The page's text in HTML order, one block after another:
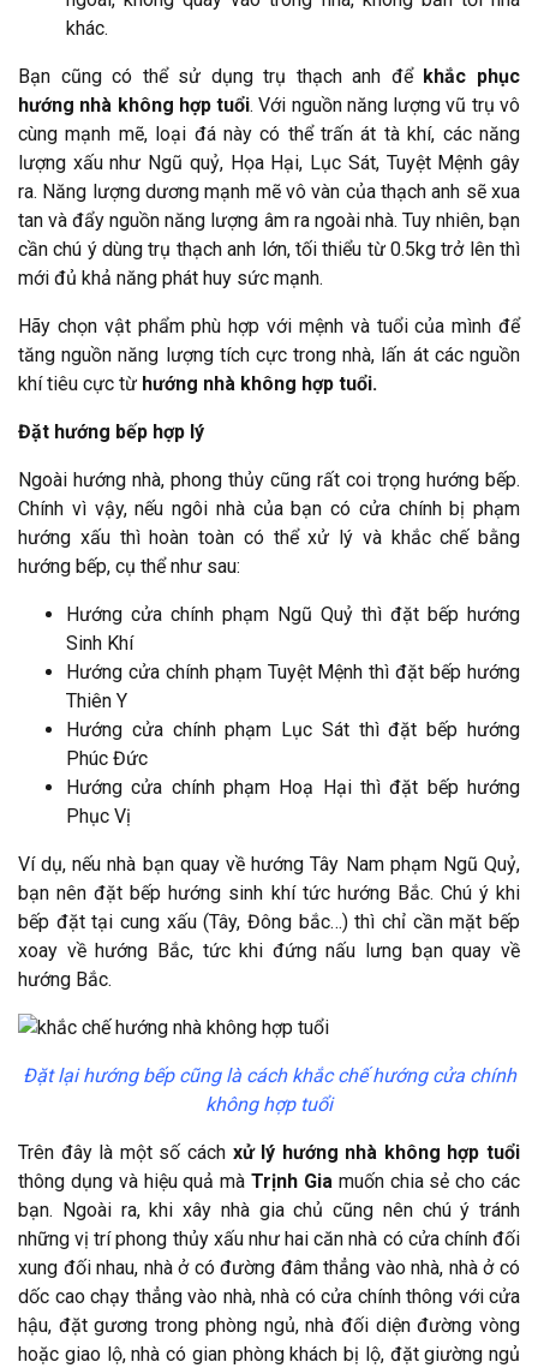
khác.
Bạn cũng có thể sử dụng trụ thạch anh để khắc phục
hướng nhà không hợp tuổi. Với nguồn năng lượng vũ trụ vô
cùng mạnh mẽ, loại đá này có thể trấn át tà khí, các năng
lượng xấu như Ngũ quỷ, Họa Hại, Lục Sát, Tuyệt Mệnh gây
ra. Năng lượng dương mạnh mẽ vô vàn của thạch anh sẽ xua
tan và đẩy nguồn năng lượng âm ra ngoài nhà. Tuy nhiên, bạn
cần chú ý dùng trụ thạch anh lớn, tối thiểu từ 0.5kg trở lên thì
mới đủ khả năng phát huy sức mạnh.
Hãy chọn vật phẩm phù hợp với mệnh và tuổi của mình để
tăng nguồn năng lượng tích cực trong nhà, lấn át các nguồn
khí tiêu cực từ hướng nhà không hợp tuổi.
Đặt hướng bếp hợp lý
Ngoài hướng nhà, phong thủy cũng rất coi trọng hướng bếp.
Chính vì vậy, nếu ngôi nhà của bạn có cửa chính bị phạm
hướng xấu thì hoàn toàn có thể xử lý và khắc chế bằng
hướng bếp, cụ thể như sau:
Hướng cửa chính phạm Ngũ Quỷ thì đặt bếp hướng
Sinh Khí
Hướng cửa chính phạm Tuyệt Mệnh thì đặt bếp hướng
Thiên Y
Hướng cửa chính phạm Lục Sát thì đặt bếp hướng
Phúc Đức
Hướng cửa chính phạm Hoạ Hại thì đặt bếp hướng
Phục Vị
Ví dụ, nếu nhà bạn quay về hướng Tây Nam phạm Ngũ Quỷ,
bạn nên đặt bếp hướng sinh khí tức hướng Bắc. Chú ý khi
bếp đặt tại cung xấu (Tây, Đông bắc…) thì chỉ cần mặt bếp
xoay về hướng Bắc, tức khi đứng nấu lưng bạn quay về
hướng Bắc.
Đặt lại hướng bếp cũng là cách khắc chế hướng cửa chính
không hợp tuổi
Trên đây là một số cách xử lý hướng nhà không hợp tuổi
thông dụng và hiệu quả mà Trịnh Giamuốn chia sẻ cho các
bạn. Ngoài ra, khi xây nhà gia chủ cũng nên chú ý tránh
những vị trí phong thủy xấu như hai căn nhà có cửa chính đối
xung đối nhau, nhà ở có đường đâm thẳng vào nhà, nhà ở có
dốc cao chạy thẳng vào nhà, nhà có cửa chính thông với cửa
hậu, đặt gương trong phòng ngủ, nhà đối diện đường vòng
hoặc giao lộ, nhà có gian phòng khách bị lộ, đặt giường ngủ